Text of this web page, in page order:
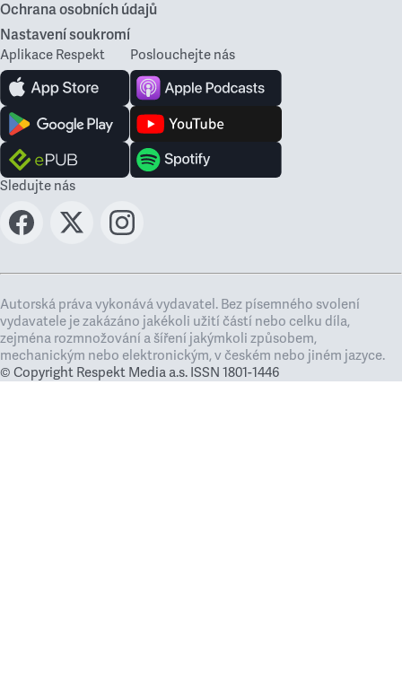
Ochrana osobních údajů
Nastavení soukromí
Aplikace Respekt Poslouchejte nás
Sledujte nás
Autorská práva vykonává vydavatel. Bez písemného svolení
vydavatele je zakázáno jakékoli užití částí nebo celku díla,
zejména rozmnožování a šíření jakýmkoli způsobem,
mechanickým nebo elektronickým, v českém nebo jiném jazyce.
© Copyright Respekt Media a.s. ISSN 1801-1446